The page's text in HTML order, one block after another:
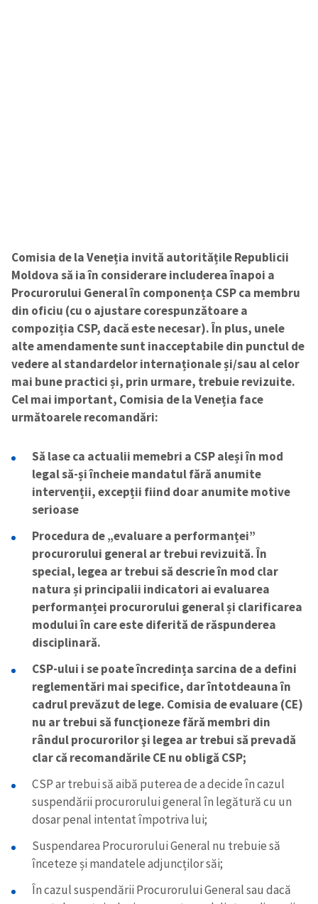
Trimite o informație
Despre ZdG
Comisia de la Veneția invită autoritățile Republicii
Moldova să ia în considerare includerea înapoi a
Procurorului General în componența CSP ca membru
din oficiu (cu o ajustare corespunzătoare a
compoziția CSP, dacă este necesar). În plus, unele
alte amendamente sunt inacceptabile din punctul de
vedere al standardelor internaționale și/sau al celor
mai bune practici și, prin urmare, trebuie revizuite.
Cel mai important, Comisia de la Veneția face
următoarele recomandări:
Să lase ca actualii memebri a CSP aleși în mod
legal să-și încheie mandatul fără anumite
intervenții, excepții fiind doar anumite motive
serioase
Procedura de „evaluare a performanței”
procurorului general ar trebui revizuită. În
special, legea ar trebui să descrie în mod clar
natura și principalii indicatori ai evaluarea
performanței procurorului general și clarificarea
modului în care este diferită de răspunderea
disciplinară.
CSP-ului i se poate încredința sarcina de a defini
reglementări mai specifice, dar întotdeauna în
cadrul prevăzut de lege. Comisia de evaluare (CE)
nu ar trebui să funcţioneze fără membri din
rândul procurorilor şi legea ar trebui să prevadă
clar că recomandările CE nu obligă CSP;
CSP ar trebui să aibă puterea de a decide în cazul
suspendării procurorului general în legătură cu un
dosar penal intentat împotriva lui;
Suspendarea Procurorului General nu trebuie să
înceteze și mandatele adjuncților săi;
În cazul suspendării Procurorului General sau dacă